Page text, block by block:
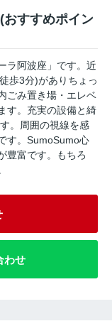
すすめポイン
ラ阿波座」です。近
歩3分)がありちょっ
ごみ置き場・エレベ
す。充実の設備と綺
。周囲の視線を感
す。SumoSumo心
豊富です。もちろ
わせ